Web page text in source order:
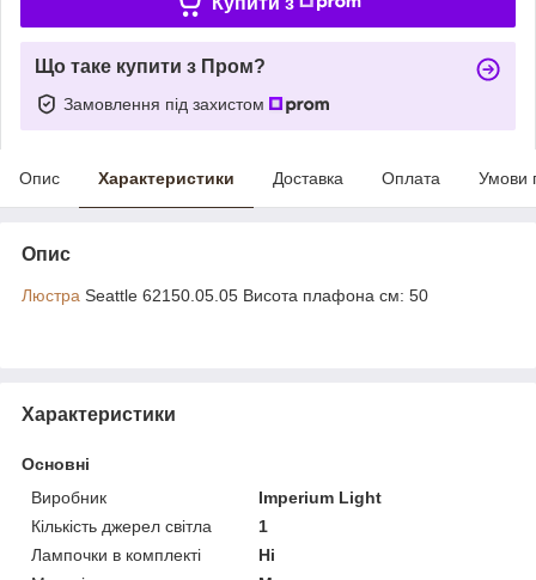
Що таке купити з Пром?
Замовлення під захистом
Опис Характеристики Доставка Оплата Умови
Опис
Люстра Seattle 62150.05.05 Висота плафона см: 50
Характеристики
Основні
Виробник
Imperium Light
Кількість джерел світла
1
Лампочки в комплекті
Ні